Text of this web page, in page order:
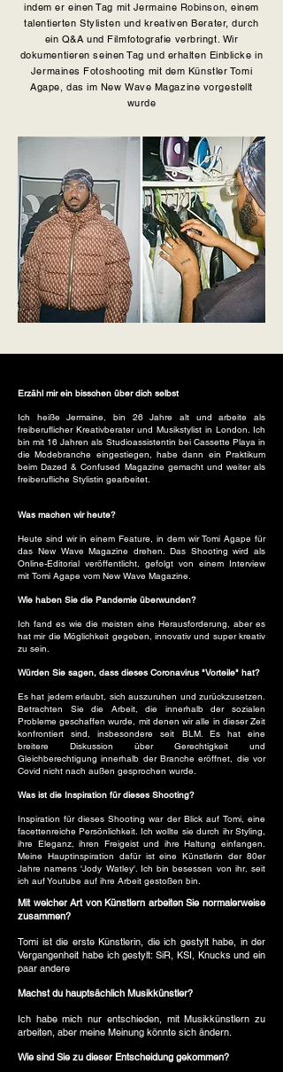
indem er einen Tag mit Jermaine Robinson, einem
talentierten Stylisten und kreativen Berater, durch
ein Q&A und Filmfotografie verbringt. Wir
dokumentieren seinen Tag und erhalten Einblicke in
Jermaines Fotoshooting mit dem Künstler Tomi
Agape, das im New Wave Magazine vorgestellt
wurde
Erzähl mir ein bisschen über dich selbst
Ich heiße Jermaine, bin 26 Jahre alt und arbeite als
freiberuflicher Kreativberater und Musikstylist in London. Ich
bin mit 16 Jahren als Studioassistentin bei Cassette Playa in
die Modebranche eingestiegen, habe dann ein Praktikum
beim Dazed & Confused Magazine gemacht und weiter als
freiberufliche Stylistin gearbeitet.
Was machen wir heute?
Heute sind wir in einem Feature, in dem wir Tomi Agape für
das New Wave Magazine drehen. Das Shooting wird als
Online-Editorial veröffentlicht, gefolgt von einem Interview
mit Tomi Agape vom New Wave Magazine.
Wie haben Sie die Pandemie überwunden?
Ich fand es wie die meisten eine Herausforderung, aber es
hat mir die Möglichkeit gegeben, innovativ und super kreativ
zu sein.
Würden Sie sagen, dass dieses Coronavirus "Vorteile" hat?
Es hat jedem erlaubt, sich auszuruhen und zurückzusetzen.
Betrachten Sie die Arbeit, die innerhalb der sozialen
Probleme geschaffen wurde, mit denen wir alle in dieser Zeit
konfrontiert sind, insbesondere seit BLM. Es hat eine
breitere Diskussion über Gerechtigkeit und
Gleichberechtigung innerhalb der Branche eröffnet, die vor
Covid nicht nach außen gesprochen wurde.
Was ist die Inspiration für dieses Shooting?
Inspiration für dieses Shooting war der Blick auf Tomi, eine
facettenreiche Persönlichkeit. Ich wollte sie durch ihr Styling,
ihre Eleganz, ihren Freigeist und ihre Haltung einfangen.
Meine Hauptinspiration dafür ist eine Künstlerin der 80er
Jahre namens 'Jody Watley'. Ich bin besessen von ihr, seit
ich auf Youtube auf ihre Arbeit gestoßen bin.
Mit welcher Art von Künstlern arbeiten Sie normalerweise
zusammen?
Tomi ist die erste Künstlerin, die ich gestylt habe, in der
Vergangenheit habe ich gestylt: SiR, KSI, Knucks und ein
paar andere
Machst du hauptsächlich Musikkünstler?
Ich habe mich nur entschieden, mit Musikkünstlern zu
arbeiten, aber meine Meinung könnte sich ändern.
Wie sind Sie zu dieser Entscheidung gekommen?